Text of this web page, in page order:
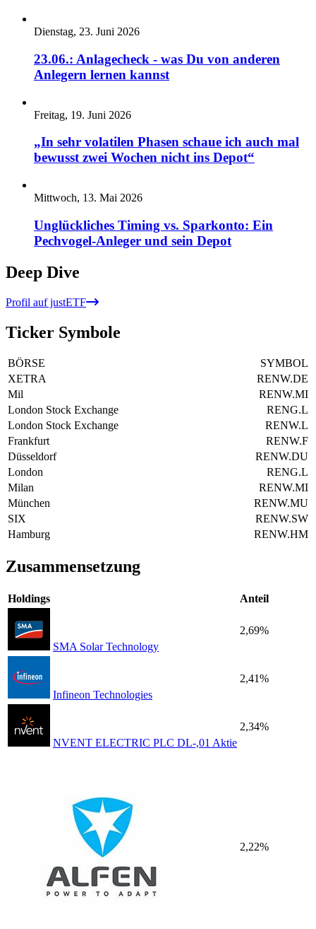
Dienstag, 23. Juni 2026
23.06.: Anlagecheck - was Du von anderen
Anlegern lernen kannst
Freitag, 19. Juni 2026
„In sehr volatilen Phasen schaue ich auch mal
bewusst zwei Wochen nicht ins Depot“
Mittwoch, 13. Mai 2026
Unglückliches Timing vs. Sparkonto: Ein
Pechvogel-Anleger und sein Depot
Deep Dive
Profil auf justETF
Ticker Symbole
BÖRSE
SYMBOL
XETRA
RENW.DE
Mil
RENW.MI
London Stock Exchange
RENG.L
London Stock Exchange
RENW.L
Frankfurt
RENW.F
Düsseldorf
RENW.DU
London
RENG.L
Milan
RENW.MI
München
RENW.MU
SIX
RENW.SW
Hamburg
RENW.HM
Zusammensetzung
Holdings Anteil
SMA Solar Technology
2,69%
Infineon Technologies
2,41%
NVENT ELECTRIC PLC DL-,01 Aktie
2,34%
2,22%